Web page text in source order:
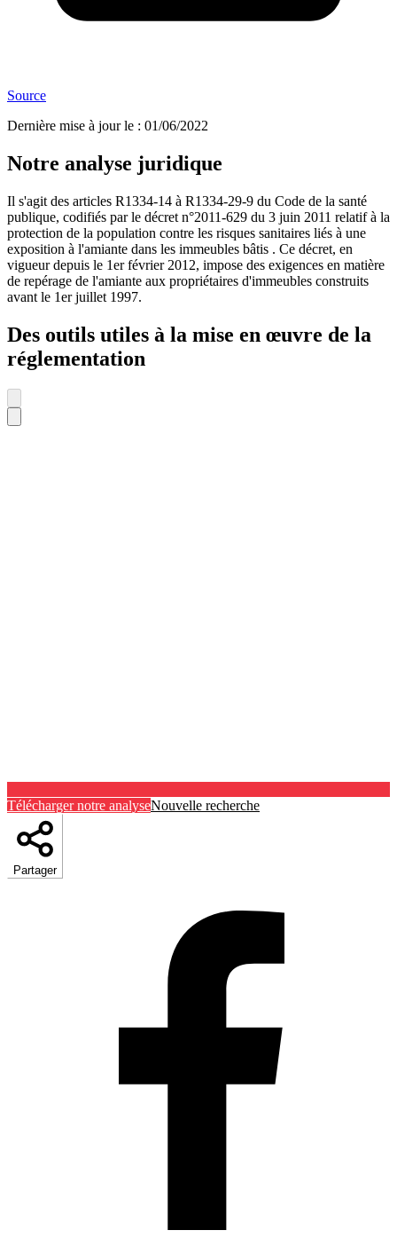
Source
Dernière mise à jour le : 01/06/2022
Notre analyse juridique
Il s'agit des articles R1334-14 à R1334-29-9 du Code de la santé
publique, codifiés par le décret n°2011-629 du 3 juin 2011 relatif à la
protection de la population contre les risques sanitaires liés à une
exposition à l'amiante dans les immeubles bâtis . Ce décret, en
vigueur depuis le 1er février 2012, impose des exigences en matière
de repérage de l'amiante aux propriétaires d'immeubles construits
avant le 1er juillet 1997.
Des outils utiles à la mise en œuvre de la
réglementation
Télécharger notre analyseNouvelle recherche
Partager